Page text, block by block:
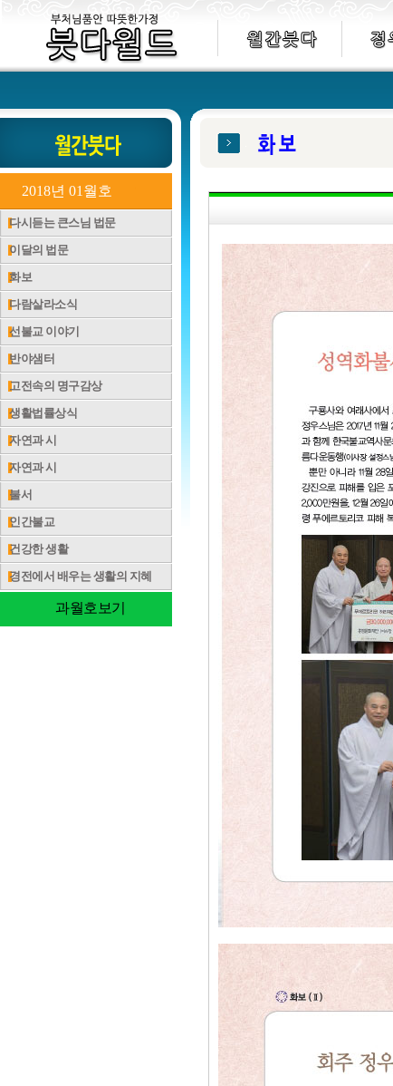
2018년 01월호
다시듣는 큰스님 법문
이달의 법문
화보
다람살라소식
선불교 이야기
반야샘터
고전속의 명구감상
생활법률상식
자연과 시
자연과 시
불서
인간불교
건강한 생활
경전에서 배우는 생활의 지혜
과월호보기